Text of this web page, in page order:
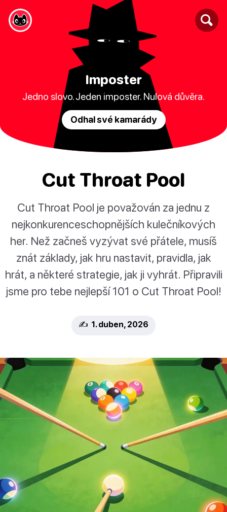
Imposter
Jedno slovo. Jeden imposter. Nulová důvěra.
Odhal své kamarády
Cut Throat Pool
Cut Throat Pool je považován za jednu z
nejkonkurenceschopnějších kulečníkových
her. Než začneš vyzývat své přátele, musíš
znát základy, jak hru nastavit, pravidla, jak
hrát, a některé strategie, jak ji vyhrát. Připravili
jsme pro tebe nejlepší 101 o Cut Throat Pool!
✍️ 1. duben, 2026